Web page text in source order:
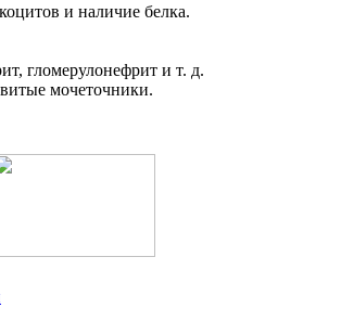
и наличие белка.
гломерулонефрит и т. д.
мочеточники.